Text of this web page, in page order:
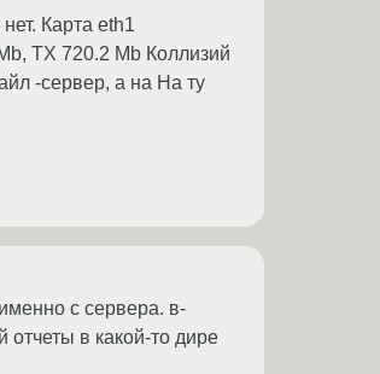
Карта eth1
TX 720.2 Mb Коллизий
-сервер, а на На ту
с сервера. в-
в какой-то дире